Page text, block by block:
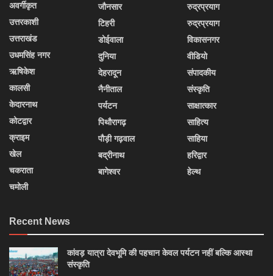
अवर्गीकृत
उत्तरकाशी
उत्तराखंड
उधमसिंह नगर
ऋषिकेश
कालसी
केदारनाथ
कोटद्वार
क्राइम
खेल
चकराता
चमोली
जौनसार
टिहरी
डोईवाला
दुनिया
देहरादून
नैनीताल
पर्यटन
पिथौरागढ़
पौड़ी गढ़वाल
बद्रीनाथ
बागेश्वर
रुद्रप्रयाग
रुद्रप्रयाग
विकासनगर
वीडियो
संपादकीय
संस्कृति
साक्षात्कार
साहित्य
साहिया
हरिद्वार
हेल्थ
Recent News
कांवड़ यात्रा देवभूमि की पहचान केवल पर्यटन नहीं बल्कि आस्था
संस्कृति